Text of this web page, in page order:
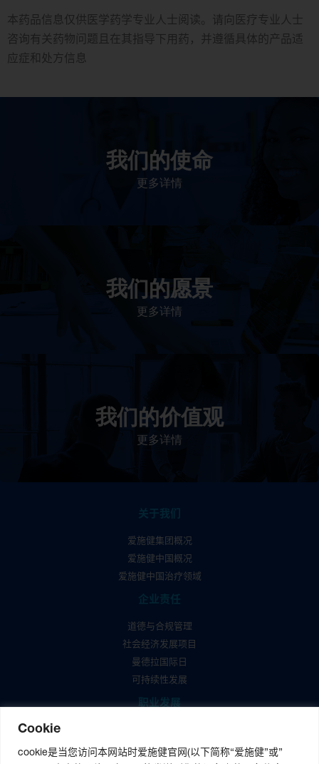
Cookie
cookie是当您访问本网站时爱施健官网(以下简称“爱施健”或”
本药品信息仅供医学药学专业人士阅读。请向医疗专业人士
咨询有关药物问题且在其指导下用药，并遵循具体的产品适
应症和处方信息
我们的使命
更多详情
致力于提高患者的生命健康和质量
我们的愿景
更多详情
作为一个负责任的企业公民，在全球提供优质和患者可
及的药物，传递我们的价值。
我们的价值观
更多详情
我们的价值观是爱施健存立和发展的基石。集团上下以
此为指引，为实现集团目标而共同奋斗。
关于我们
爱施健集团概况
爱施健中国概况
爱施健中国治疗领域
企业责任
道德与合规管理
社会经济发展项目
曼德拉国际日
可持续性发展
职业发展
爱施健中国岗位招聘